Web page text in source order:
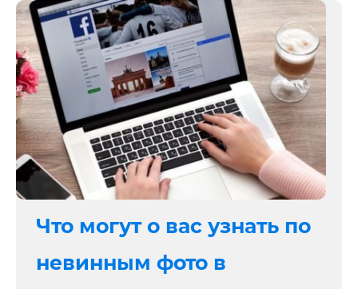
Что могут о вас узнать по
невинным фото в